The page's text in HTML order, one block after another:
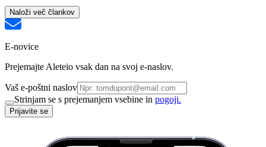
Naloži več člankov
E-novice
Prejemajte Aleteio vsak dan na svoj e-naslov.
Vaš e-poštni naslov
Strinjam se s prejemanjem vsebine in pogoji.
Prijavite se